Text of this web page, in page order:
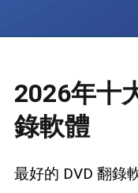
2026年十
錄軟體
最好的 DVD 翻錄